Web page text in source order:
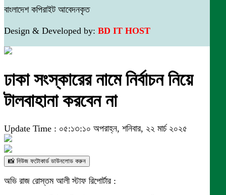
বাংলাদেশ কপিরাইট আবেদনকৃত
Design & Developed by: BD IT HOST
ঢাকা সংস্কারের নামে নির্বাচন নিয়ে
টালবাহানা করবেন না
Update Time : ০৫:১৩:১০ অপরাহ্ন, শনিবার, ২২ মার্চ ২০২৫
📸 নিউজ ফটোকার্ড ডাউনলোড করুন
অভি রাজ রোস্তম আলী স্টাফ রিপোর্টার :